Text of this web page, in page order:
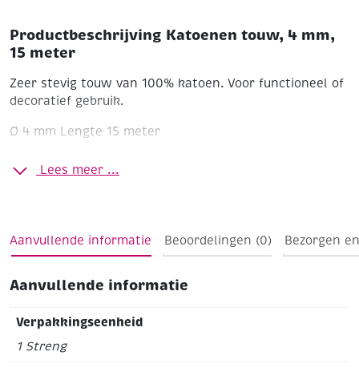
Productbeschrijving Katoenen touw, 4 mm,
15 meter
Zeer stevig touw van 100% katoen. Voor functioneel of
decoratief gebruik.
Ø 4 mm Lengte 15 meter
Lees meer ...
Aanvullende informatie Beoordelingen (0) Bezorgen
Aanvullende informatie
Verpakkingseenheid
1 Streng